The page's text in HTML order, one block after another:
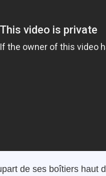
de ses boîtiers haut